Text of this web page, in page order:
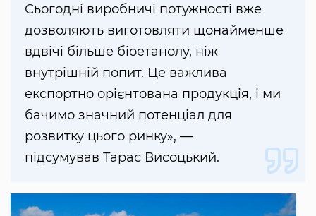
Сьогодні виробничі потужності вже
дозволяють виготовляти щонайменше
вдвічі більше біоетанолу, ніж
внутрішній попит. Це важлива
експортно орієнтована продукція, і ми
бачимо значний потенціал для
розвитку цього ринку», —
підсумував Тарас Висоцький.